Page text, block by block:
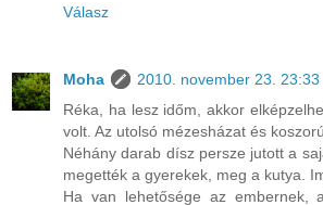
Válasz
Moha
2010. november 23. 23:33
Réka, ha lesz időm, akkor
volt. Az utolsó mézesházat és
Néhány darab dísz persze jutott a
megették a gyerekek, meg a kutya.
Ha van lehetősége az embernek,